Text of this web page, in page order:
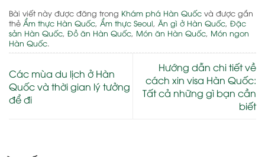
Bài viết này được đăng trong Khám phá Hàn Quốc và được gắn
thẻ Ẩm thực Hàn Quốc, Ẩm thực Seoul, Ăn gì ở Hàn Quốc, Đặc
sản Hàn Quốc, Đồ ăn Hàn Quốc, Món ăn Hàn Quốc, Món ngon
Hàn Quốc.
Các mùa du lịch ở Hàn
Quốc và thời gian lý tưởng
để đi
Hướng dẫn chi tiết về
cách xin visa Hàn Quốc:
Tất cả những gì bạn cần
biết